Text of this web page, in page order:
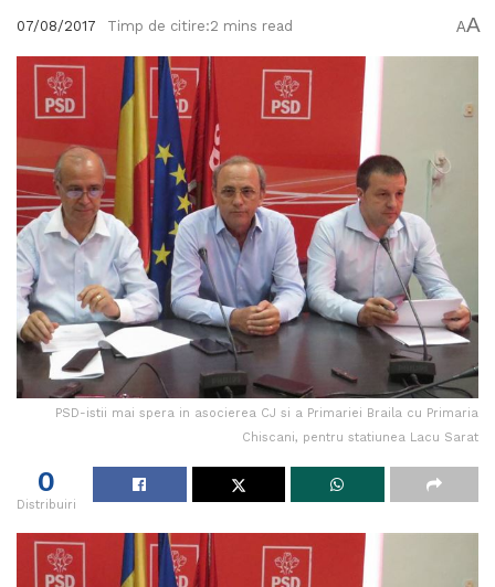
07/08/2017 Timp de citire:2 mins read AA
PSD-istii mai spera in asocierea CJ si a Primariei Braila cu Primaria
Chiscani, pentru statiunea Lacu Sarat
0
Distribuiri